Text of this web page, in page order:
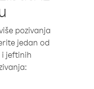
pozivanja
jedan od
i jeftinih